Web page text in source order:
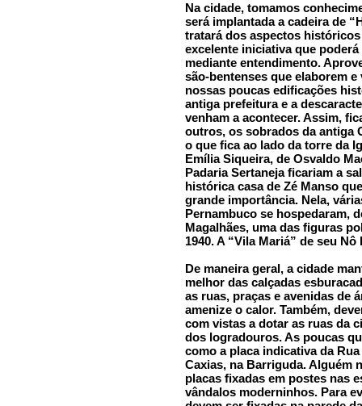
Na cidade, tomamos
será implantada a cadeira de
tratará dos aspectos
excelente iniciativa que
mediante entendimento.
são-bentenses que elaborem
nossas poucas edificações
antiga prefeitura e a
venham a acontecer. Assim,
outros, os sobrados da antiga
o que fica ao lado da torre da
Emília Siqueira, de Osvaldo
Padaria Sertaneja ficariam a
histórica casa de Zé Manso
grande importância. Nela,
Pernambuco se hospedaram,
Magalhães, uma das figuras
1940. A “Vila Mariá” de seu
De maneira geral, a cidade
melhor das calçadas
as ruas, praças e avenidas de
amenize o calor. Também,
com vistas a dotar as ruas da
dos logradouros. As poucas
como a placa indicativa da
Caxias, na Barriguda. Alguém
placas fixadas em postes nas
vândalos moderninhos. Para